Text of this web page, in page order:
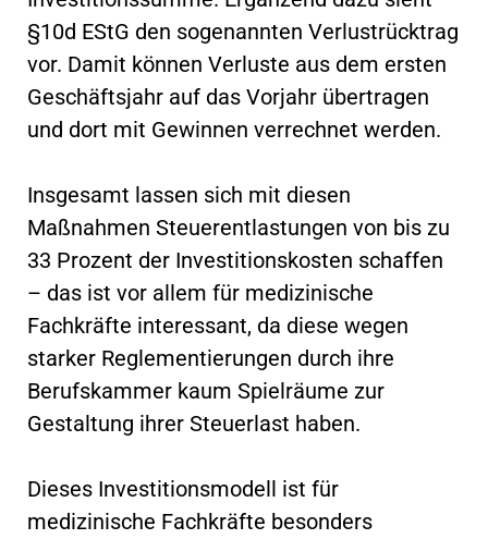
§10d EStG den sogenannten Verlustrücktrag
vor. Damit können Verluste aus dem ersten
Geschäftsjahr auf das Vorjahr übertragen
und dort mit Gewinnen verrechnet werden.
Insgesamt lassen sich mit diesen
Maßnahmen Steuerentlastungen von bis zu
33 Prozent der Investitionskosten schaffen
– das ist vor allem für medizinische
Fachkräfte interessant, da diese wegen
starker Reglementierungen durch ihre
Berufskammer kaum Spielräume zur
Gestaltung ihrer Steuerlast haben.
Dieses Investitionsmodell ist für
medizinische Fachkräfte besonders